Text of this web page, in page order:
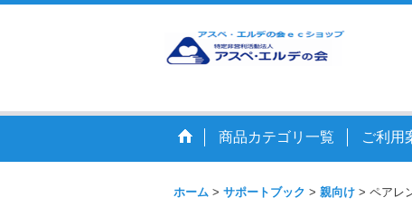
商品カテゴリ一覧 ご利用
ホーム > サポートブック > 親向け > ペアレ